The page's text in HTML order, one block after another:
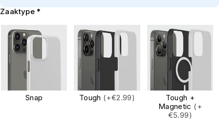
Zaaktype *
Snap Tough (+€2.99)
Tough +
Magnetic (+
€5.99)